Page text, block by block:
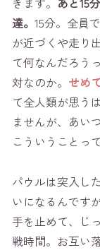
達。 15分。全員
が近づくや走り
て何なんだろう
対なのか。 せめ
て全人類が思う
ませんが、あい
こういうことっ
パウルは突入し
いになるんです
手を止めて、じ
戦時間。お互い